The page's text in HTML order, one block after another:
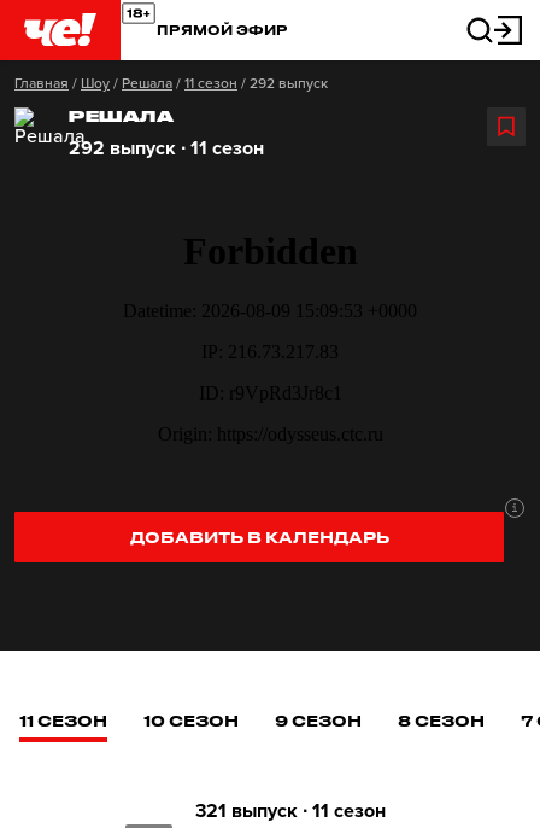
ПРЯМОЙ ЭФИР
Главная / Шоу / Решала / 11 сезон / 292 выпуск
РЕШАЛА
292 выпуск ∙ 11 сезон
ДОБАВИТЬ В КАЛЕНДАРЬ
11 СЕЗОН 10 СЕЗОН 9 СЕЗОН 8 СЕЗОН 7
321 выпуск ∙ 11 сезон